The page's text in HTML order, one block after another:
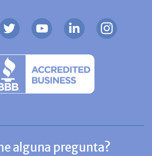
alguna pregunta?